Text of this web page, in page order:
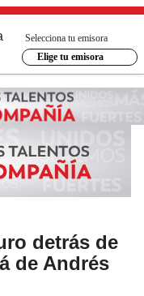
Selecciona tu emisora
Elige tu emisora
detrás de
de Andrés